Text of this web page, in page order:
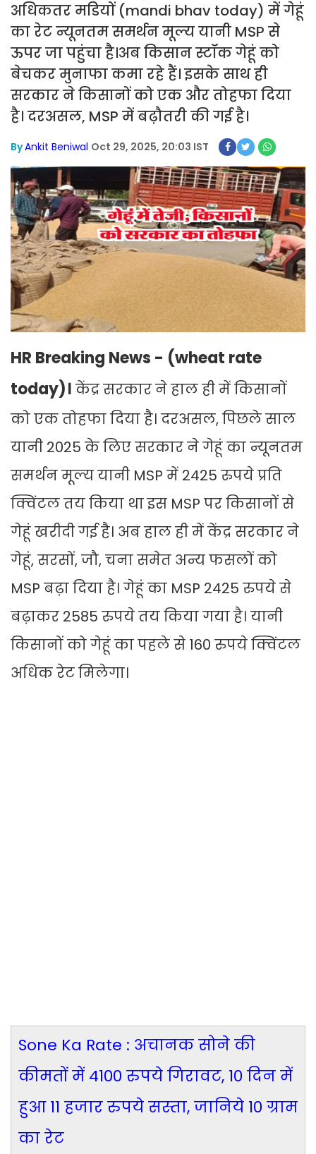
अधिकतर मडियों (mandi bhav today) में गेहूं
का रेट न्यूनतम समर्थन मूल्य यानी MSP से
ऊपर जा पहुंचा है।अब किसान स्टॉक गेहूं को
बेचकर मुनाफा कमा रहे हैं। इसके साथ ही
सरकार ने किसानों को एक और तोहफा दिया
है। दरअसल, MSP में बढ़ौतरी की गई है।
ByAnkit Beniwal Oct 29, 2025, 20:03 IST
HR Breaking News - (wheat rate
today)। केंद्र सरकार ने हाल ही में किसानों
को एक तोहफा दिया है। दरअसल, पिछले साल
यानी 2025 के लिए सरकार ने गेहूं का न्यूनतम
समर्थन मूल्य यानी MSP में 2425 रुपये प्रति
क्विंटल तय किया था इस MSP पर किसानों से
गेहूं खरीदी गई है। अब हाल ही में केंद्र सरकार ने
गेहूं, सरसों, जौ, चना समेत अन्य फसलों को
MSP बढ़ा दिया है। गेहूं का MSP 2425 रुपये से
बढ़ाकर 2585 रुपये तय किया गया है। यानी
किसानों को गेहूं का पहले से 160 रुपये क्विंटल
अधिक रेट मिलेगा।
Sone Ka Rate : अचानक सोने की
कीमतों में 4100 रुपये गिरावट, 10 दिन में
हुआ 11 हजार रुपये सस्ता, जानिये 10 ग्राम
का रेट